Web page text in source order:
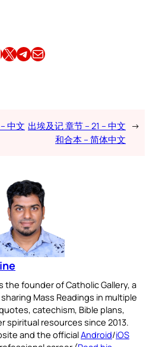
Share this article on X Share this article on TelegramEmail this Article
中文 出埃及记 章节 – 21 – 中文
和合本 – 简体中文
→
the founder of Catholic Gallery, a
Mass Readings in multiple
catechism, Bible plans,
spiritual resources since 2013.
and the officialAndroid/iOS